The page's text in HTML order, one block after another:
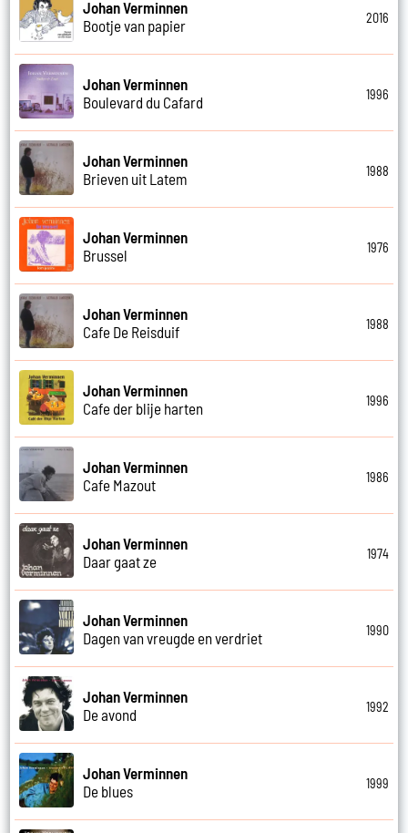
Johan Verminnen
Bootje van papier
2016
Johan Verminnen
Boulevard du Cafard
1996
Johan Verminnen
Brieven uit Latem
1988
Johan Verminnen
Brussel
1976
Johan Verminnen
Cafe De Reisduif
1988
Johan Verminnen
Cafe der blije harten
1996
Johan Verminnen
Cafe Mazout
1986
Johan Verminnen
Daar gaat ze
1974
Johan Verminnen
Dagen van vreugde en verdriet
1990
Johan Verminnen
De avond
1992
Johan Verminnen
De blues
1999